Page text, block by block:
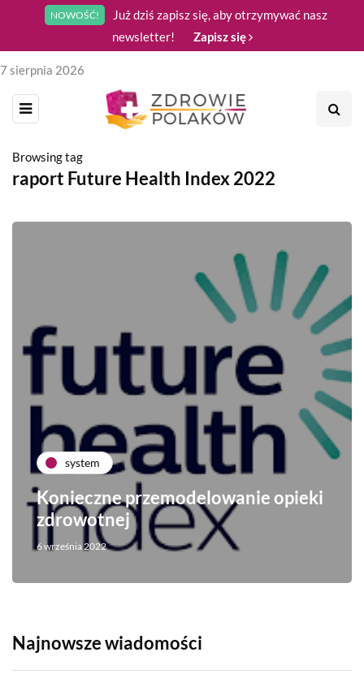
NOWOŚĆ!
Już dziś zapisz się, aby otrzymywać nasz
newsletter!
Zapisz się
7 sierpnia 2026
Browsing tag
raport Future Health Index 2022
system
Konieczne przemodelowanie opieki
zdrowotnej
6 września 2022
Najnowsze wiadomości